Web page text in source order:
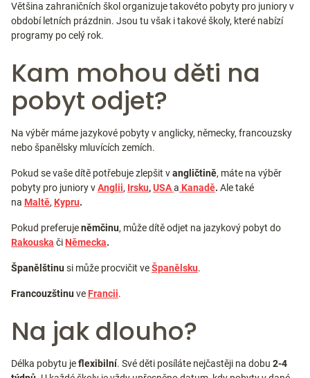
Většina zahraničních škol organizuje takovéto pobyty pro juniory v
období letních prázdnin. Jsou tu však i takové školy, které nabízí
programy po celý rok.
Kam mohou děti na
pobyt odjet?
Na výběr máme jazykové pobyty v anglicky, německy, francouzsky
nebo španělsky mluvících zemích.
Pokud se vaše dítě potřebuje zlepšit vangličtině, máte na výběr
pobyty pro juniory vAnglii, Irsku,USAa Kanadě. Ale také
na Maltě, Kypru.
Pokud preferujeněmčinu, může dítě odjet na jazykový pobyt do
Rakouska či Německa.
Španělštinusi může procvičit veŠpanělsku.
Francouzštinuve Francii.
Na jak dlouho?
Délka pobytu jeflexibilní. Své děti posíláte nejčastěji na dobu 2-4